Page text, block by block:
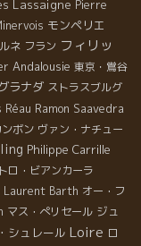
Lassaigne Pierre
モンペリエ
ネ フラン フィリッ
Andalousie 東京・鴬谷
ラナダ ストラスブルグ
Réau Ramon Saavedra
ボン ヴァン・ナチュー
Philippe Carrille
ロ・ビアンカーラ
Laurent Barth オー・フ
マス・ぺリセール ジュ
シュレール Loire ロ